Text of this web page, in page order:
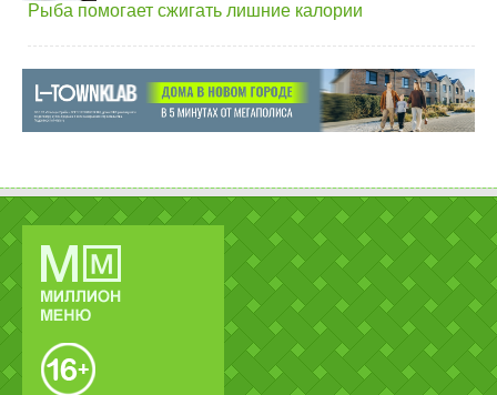
Рыба помогает сжигать лишние калории